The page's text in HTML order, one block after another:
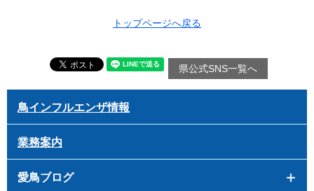
トップページへ戻る
県公式SNS一覧へ
鳥インフルエンザ情報
業務案内
愛鳥ブログ